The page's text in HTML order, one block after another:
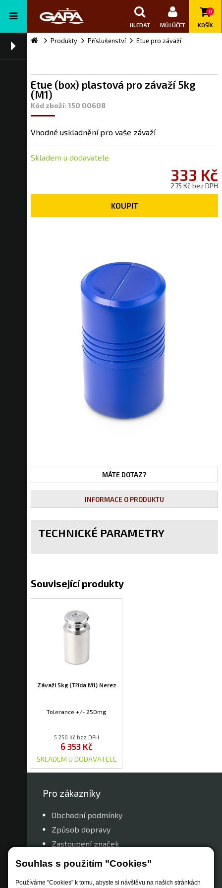
Souhlas s použitím "Cookies"
Používáme "Cookies" k tomu, abyste si návštěvu na našich stránkách
HLEDAT MŮJ ÚČET
0
KOŠÍK
Produkty Příslušenství Etue pro závaží
Etue (box) plastová pro závaží 5kg
(M1)
Kód zboží: 150 00608
Vhodné uskladnění pro vaše závaží
Skladem u dodavatele
333 Kč
275 Kč bez DPH
KOUPIT
INFORMACE O PRODUKTU
MÁTE DOTAZ?
TECHNICKÉ PARAMETRY
Související produkty
Závaží 5kg (Třída M1) Nerez
Tolerance +/- 250mg
5 250 Kč bez DPH
6 353 Kč
SKLADEM U DODAVATELE
Pro zákazníky
Obchodní podmínky
Způsob dopravy
Zastoupení značek
Reklamační řád